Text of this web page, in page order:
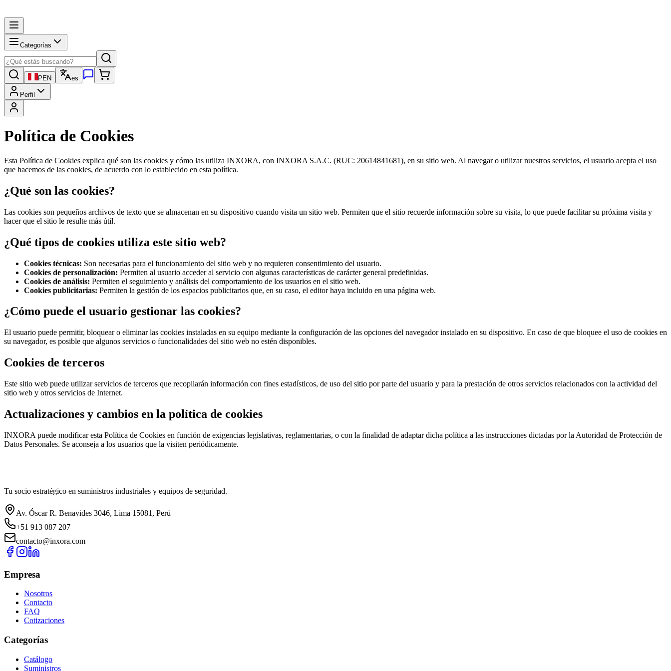
Categorías
PEN es
Perfil
Política de Cookies
Esta Política de Cookies explica qué son las cookies y cómo las utiliza INXORA, con INXORA S.A.C. (RUC: 20614841681), en su sitio web. Al navegar o utilizar nuestros servicios, el usuario acepta el uso
que hacemos de las cookies, de acuerdo con lo establecido en esta política.
¿Qué son las cookies?
Las cookies son pequeños archivos de texto que se almacenan en su dispositivo cuando visita un sitio web. Permiten que el sitio recuerde información sobre su visita, lo que puede facilitar su próxima visita y
hacer que el sitio le resulte más útil.
¿Qué tipos de cookies utiliza este sitio web?
Cookies técnicas: Son necesarias para el funcionamiento del sitio web y no requieren consentimiento del usuario.
Cookies de personalización: Permiten al usuario acceder al servicio con algunas características de carácter general predefinidas.
Cookies de análisis: Permiten el seguimiento y análisis del comportamiento de los usuarios en el sitio web.
Cookies publicitarias: Permiten la gestión de los espacios publicitarios que, en su caso, el editor haya incluido en una página web.
¿Cómo puede el usuario gestionar las cookies?
El usuario puede permitir, bloquear o eliminar las cookies instaladas en su equipo mediante la configuración de las opciones del navegador instalado en su dispositivo. En caso de que bloquee el uso de cookies en
su navegador, es posible que algunos servicios o funcionalidades del sitio web no estén disponibles.
Cookies de terceros
Este sitio web puede utilizar servicios de terceros que recopilarán información con fines estadísticos, de uso del sitio por parte del usuario y para la prestación de otros servicios relacionados con la actividad del
sitio web y otros servicios de Internet.
Actualizaciones y cambios en la política de cookies
INXORA puede modificar esta Política de Cookies en función de exigencias legislativas, reglamentarias, o con la finalidad de adaptar dicha política a las instrucciones dictadas por la Autoridad de Protección de
Datos Personales. Se aconseja a los usuarios que la visiten periódicamente.
Tu socio estratégico en suministros industriales y equipos de seguridad.
Av. Óscar R. Benavides 3046, Lima 15081, Perú
+51 913 087 207
contacto@inxora.com
Empresa
Nosotros
Contacto
FAQ
Cotizaciones
Categorías
Catálogo
Suministros